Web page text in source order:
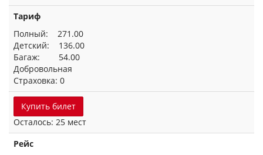
Тариф
Полный: 271.00
Детский: 136.00
Багаж: 54.00
Добровольная
Страховка: 0
Купить билет
Осталось: 25 мест
Рейс